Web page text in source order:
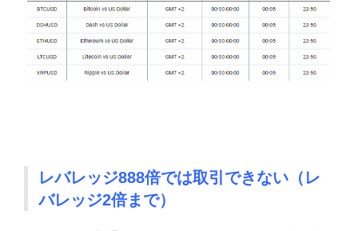
レバレッジ888倍では取引できない（レ
バレッジ2倍まで）